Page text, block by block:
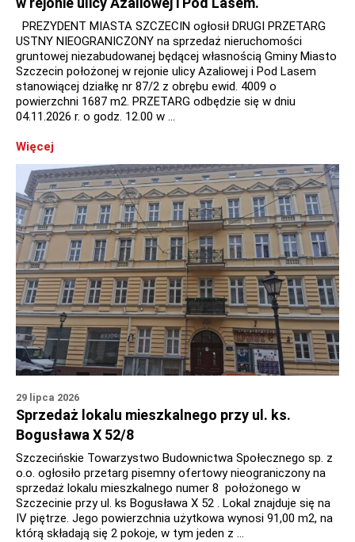
PREZYDENT MIASTA SZCZECIN ogłosił DRUGI PRZETARG
USTNY NIEOGRANICZONY na sprzedaż nieruchomości
gruntowej niezabudowanej będącej własnością Gminy Miasto
Szczecin położonej w rejonie ulicy Azaliowej i Pod Lasem
stanowiącej działkę nr 87/2 z obrębu ewid. 4009 o
powierzchni 1687 m2. PRZETARG odbędzie się w dniu
04.11.2026 r. o godz. 12.00 w …
Więcej
29 lipca 2026
Sprzedaż lokalu mieszkalnego przy ul. ks.
Bogusława X 52/8
Szczecińskie Towarzystwo Budownictwa Społecznego sp. z
o.o. ogłosiło przetarg pisemny ofertowy nieograniczony na
sprzedaż lokalu mieszkalnego numer 8 położonego w
Szczecinie przy ul. ks Bogusława X 52 . Lokal znajduje się na
IV piętrze. Jego powierzchnia użytkowa wynosi 91,00 m2, na
którą składają się 2 pokoje, w tym jeden z …